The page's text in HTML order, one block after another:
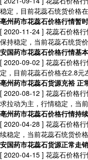
稳定，目前花蕊石统货价格在
亳州药市花蕊石价格行情暂
[ 2020-11-24 ] 花蕊石价格
保持稳定，当前花蕊石统货
安国药市花蕊石价格行情基
[ 2020-09-02 ] 花蕊石价格
定，目前花蕊石价格在2.8元
亳州药市花蕊石货源充裕 正
[ 2020-08-12 ] 花蕊石价格
求拉动为主，行情稳定，当
亳州药市花蕊石价格行情持
[ 2020-04-28 ] 花蕊石价格
续稳定，当前花蕊石统货价
安国药市花蕊石货源正常走
[ 2020-04-15 ] 花蕊石价格